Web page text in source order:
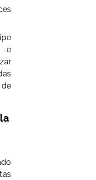
e